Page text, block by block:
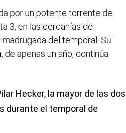
por un potente torrente de
3, en las cercanías de
del temporal. Su
, de apenas un año, continúa